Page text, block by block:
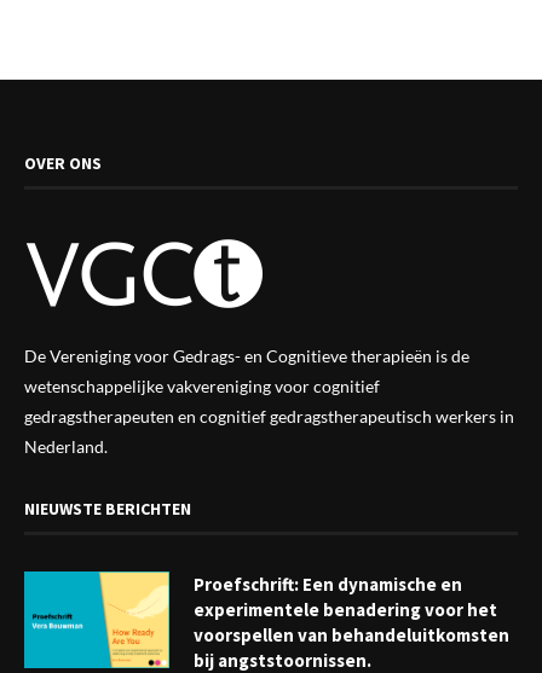
OVER ONS
De Vereniging voor Gedrags- en Cognitieve therapieën is de
wetenschappelijke vakverenigingvoor cognitief
gedragstherapeuten en cognitief gedragstherapeutisch werkers in
Nederland.
NIEUWSTE BERICHTEN
Proefschrift: Een dynamische en
experimentele benadering voor het
voorspellen van behandeluitkomsten
bij angststoornissen.